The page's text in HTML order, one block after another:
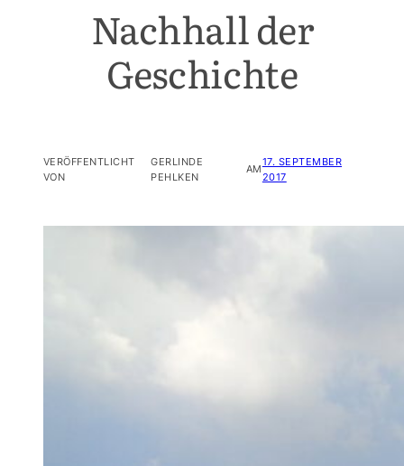
Nachhall der
Geschichte
VERÖFFENTLICHT
VON
GERLINDE
PEHLKEN
AM
17. SEPTEMBER
2017